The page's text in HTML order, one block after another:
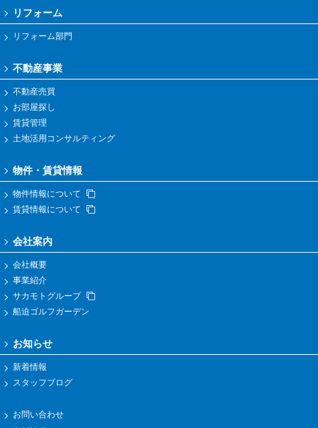
リフォーム
リフォーム部門
不動産事業
不動産売買
お部屋探し
賃貸管理
土地活用コンサルティング
物件・賃貸情報
物件情報について
賃貸情報について
会社案内
会社概要
事業紹介
サカモトグループ
船迫ゴルフガーデン
お知らせ
新着情報
スタッフブログ
お問い合わせ